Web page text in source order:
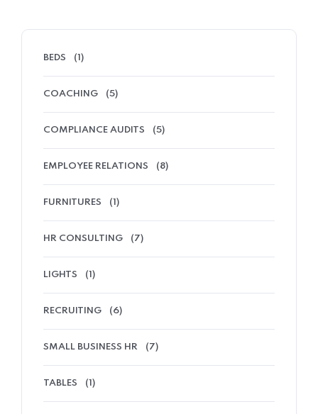
BEDS (1)
COACHING (5)
COMPLIANCE AUDITS (5)
EMPLOYEE RELATIONS (8)
FURNITURES (1)
HR CONSULTING (7)
LIGHTS (1)
RECRUITING (6)
SMALL BUSINESS HR (7)
TABLES (1)